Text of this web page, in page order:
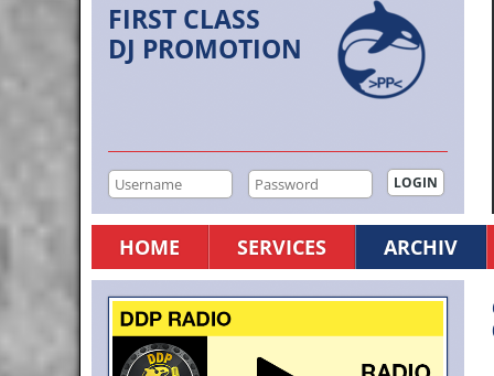
FIRST CLASS
DJ PROMOTION
HOME SERVICES ARCHIV